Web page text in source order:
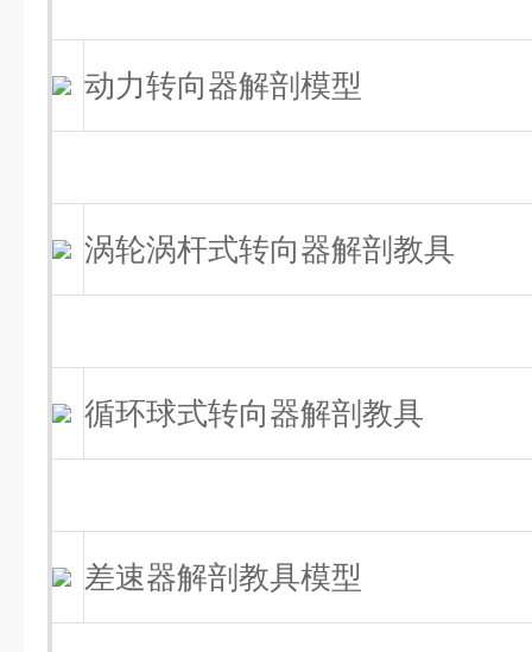
动力转向器解剖模型
涡轮涡杆式转向器解剖教具
循环球式转向器解剖教具
差速器解剖教具模型